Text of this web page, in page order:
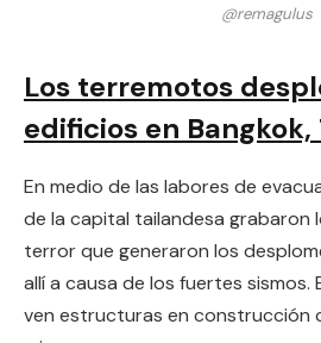
@remagulus
Los terremotos
edificios en Bangkok,
En medio de las labores de
de la capital tailandesa grabaron
terror que generaron los
allí a causa de los fuertes sismos.
ven estructuras en construcción